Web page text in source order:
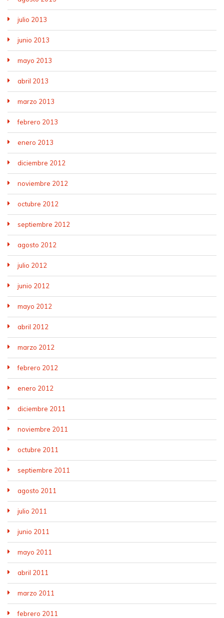
julio 2013
junio 2013
mayo 2013
abril 2013
marzo 2013
febrero 2013
enero 2013
diciembre 2012
noviembre 2012
octubre 2012
septiembre 2012
agosto 2012
julio 2012
junio 2012
mayo 2012
abril 2012
marzo 2012
febrero 2012
enero 2012
diciembre 2011
noviembre 2011
octubre 2011
septiembre 2011
agosto 2011
julio 2011
junio 2011
mayo 2011
abril 2011
marzo 2011
febrero 2011